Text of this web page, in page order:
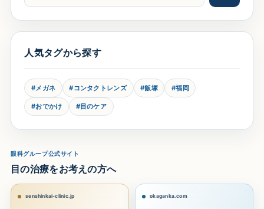
人気タグから探す
#メガネ #コンタクトレンズ #飯塚 #福岡
#おでかけ #目のケア
眼科グループ公式サイト
目の治療をお考えの方へ
senshinkai-clinic.jp okaganka.com